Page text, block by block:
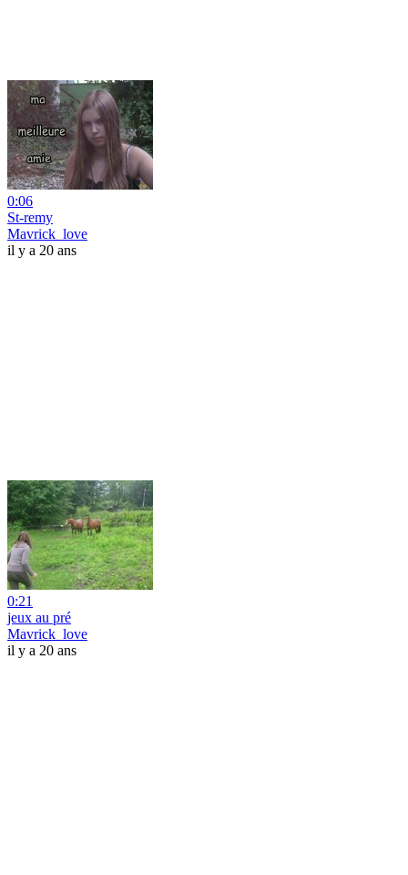
0:06
St-remy
Mavrick_love
il y a 20 ans
0:21
jeux au pré
Mavrick_love
il y a 20 ans